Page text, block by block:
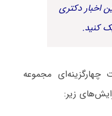
اخبار دکتری
کنید.
چهارگزینه‌ای مجموعه
زیر: